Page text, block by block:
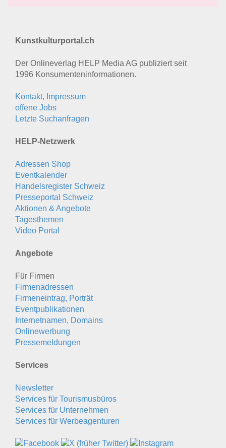
Kunstkulturportal.ch
Der Onlineverlag HELP Media AG publiziert seit
1996 Konsumenten­informationen.
Kontakt, Impressum
offene Jobs
Letzte Suchanfragen
HELP-Netzwerk
Adressen Shop
Eventkalender
Handelsregister Schweiz
Presseportal Schweiz
Aktionen & Angebote
Tagesthemen
Video Portal
Angebote
Für Firmen
Firmenadressen
Firmeneintrag, Porträt
Eventpublikationen
Internetnamen, Domains
Onlinewerbung
Pressemeldungen
Services
Newsletter
Services für Tourismusbüros
Services für Unternehmen
Services für Werbeagenturen